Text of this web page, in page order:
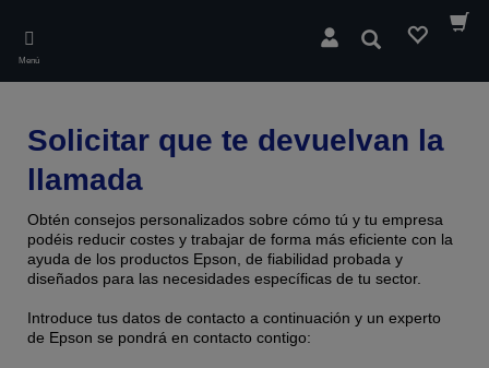
main
content
Menú
Buscar
Solicitar que te devuelvan la
llamada
Obtén consejos personalizados sobre cómo tú y tu empresa
podéis reducir costes y trabajar de forma más eficiente con la
ayuda de los productos Epson, de fiabilidad probada y
diseñados para las necesidades específicas de tu sector.
Introduce tus datos de contacto a continuación y un experto
de Epson se pondrá en contacto contigo: